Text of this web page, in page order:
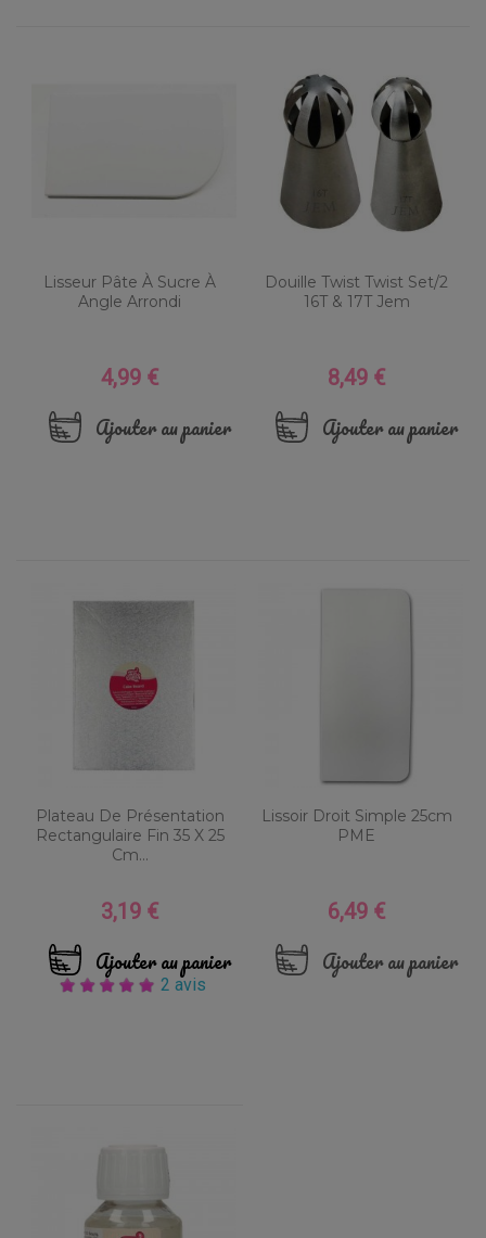
Lisseur Pâte À Sucre À
Angle Arrondi
Prix
4,99 €
Ajouter au panier
Douille Twist Twist Set/2
16T & 17T Jem
Prix
8,49 €
Ajouter au panier
Plateau De Présentation
Rectangulaire Fin 35 X 25
Cm...
Prix
3,19 €
Ajouter au panier
2 avis
Lissoir Droit Simple 25cm
PME
Prix
6,49 €
Ajouter au panier